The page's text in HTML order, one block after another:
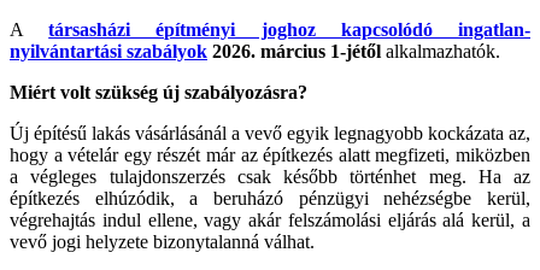
Atársasházi építményi joghoz kapcsolódó ingatlan-
nyilvántartási szabályok 2026. március 1-jétől alkalmazhatók.
Miért volt szükség új szabályozásra?
Új építésű lakás vásárlásánál a vevő egyik legnagyobb kockázata az,
hogy a vételár egy részét már az építkezés alatt megfizeti, miközben
a végleges tulajdonszerzés csak később történhet meg. Ha az
építkezés elhúzódik, a beruházó pénzügyi nehézségbe kerül,
végrehajtás indul ellene, vagy akár felszámolási eljárás alá kerül, a
vevő jogi helyzete bizonytalanná válhat.